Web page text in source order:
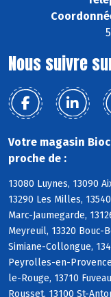
Nous suivre
Votre magasin
proche de :
13080 Luynes, 13090
13290 Les Milles,
Marc-Jaumegarde,
Meyreuil, 13320 Bouc-
Simiane-Collongue,
Peyrolles-en-
le-Rouge, 13710
Rousset, 13100 St-